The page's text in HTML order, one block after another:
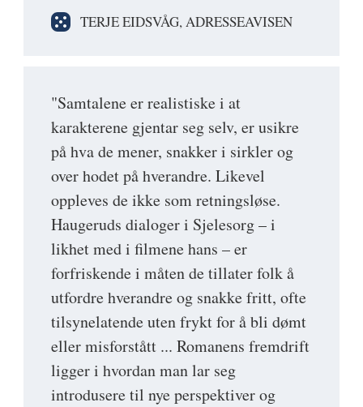
TERJE EIDSVÅG, ADRESSEAVISEN
"Samtalene er realistiske i at
karakterene gjentar seg selv, er usikre
på hva de mener, snakker i sirkler og
over hodet på hverandre. Likevel
oppleves de ikke som retningsløse.
Haugeruds dialoger i Sjelesorg – i
likhet med i filmene hans – er
forfriskende i måten de tillater folk å
utfordre hverandre og snakke fritt, ofte
tilsynelatende uten frykt for å bli dømt
eller misforstått ... Romanens fremdrift
ligger i hvordan man lar seg
introdusere til nye perspektiver og